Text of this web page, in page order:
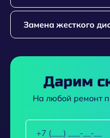
Замена жесткого
Дарим
На любой ремонт